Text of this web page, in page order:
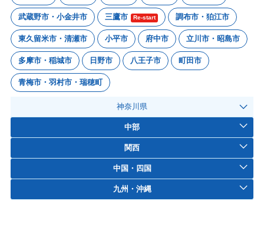
武蔵野市・小金井市 三鷹市 Re-start 調布市・狛江市
東久留米市・清瀬市 小平市 府中市 立川市・昭島市
多摩市・稲城市 日野市 八王子市 町田市
青梅市・羽村市・瑞穂町
神奈川県
中部
関西
中国・四国
九州・沖縄